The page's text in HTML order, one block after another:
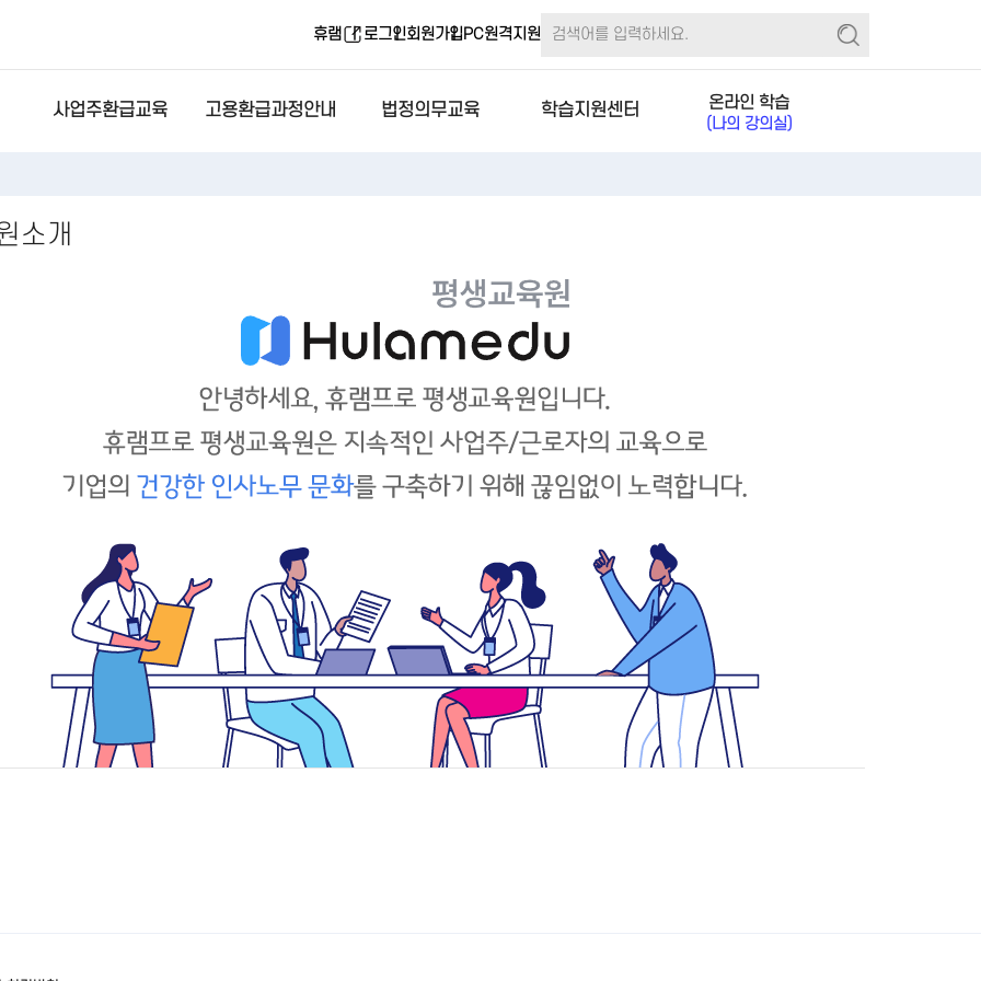
휴램 로그인회원가입PC원격지원
사업주환급교육 고용환급과정안내 법정의무교육 학습지원센터 온라인 학습
(나의 강의실)
소개